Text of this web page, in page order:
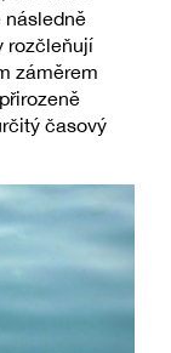
následně
rozčleňují
záměrem
časový